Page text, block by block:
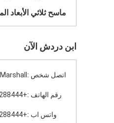
ماسح ثلاثي الأبعاد
ابن دردش الآن
اتصل شخص : Marshall
رقم الهاتف :+8613728288444
واتس اب :+8613728288444